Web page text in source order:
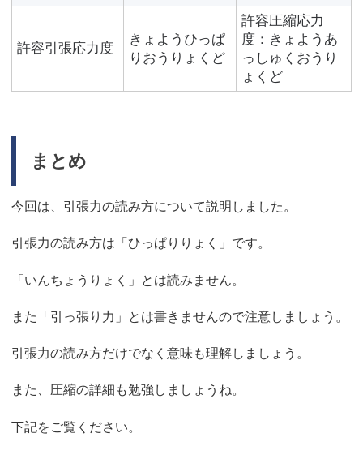
許容引張応力度
きょようひっぱ
りおうりょくど
許容圧縮応力
度：きょようあ
っしゅくおうり
ょくど
まとめ
今回は、引張力の読み方について説明しました。
引張力の読み方は「ひっぱりりょく」です。
「いんちょうりょく」とは読みません。
また「引っ張り力」とは書きませんので注意しましょう。
引張力の読み方だけでなく意味も理解しましょう。
また、圧縮の詳細も勉強しましょうね。
下記をご覧ください。